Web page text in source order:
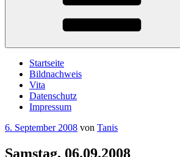
Startseite
Bildnachweis
Vita
Datenschutz
Impressum
Veröffentlicht
6. September 2008 von Tanis
Samstag, 06.09.2008